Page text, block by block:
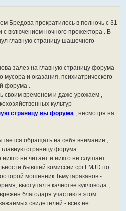
Бредова прекратилось в полночь с 31
включением ночного прожектора . В
главную страницу шашечного
залез на главную страницу форума
мусора и оказания, психиатрического
форума .
своим временем и даже урожаем ,
культур
страницу вы форума , несмотря на
.
обращать на себя внимание ,
главную страницу форума .
никто не читает и никто не слушает
бывшей комиссии cpi FMJD по
мошенник Тьмутараканов -
выступал в качестве кукловода ,
благодаря участию в этом
свидетелей - всех не